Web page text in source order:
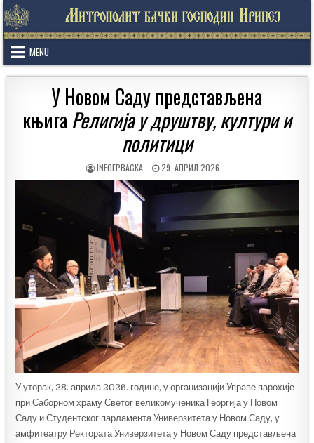
Skip
to
content
MENU
У Новом Саду представљена
књига Религија у друштву, култури и
политици
AUTHOR:
INFOEPBACKA
PUBLISHED
DATE:
29. АПРИЛ 2026.
У уторак, 28. априла 2026. године, у организацији Управе парохије
при Саборном храму Светог великомученика Георгија у Новом
Саду и Студентског парламента Универзитета у Новом Саду, у
амфитеатру Ректората Универзитета у Новом Саду представљена